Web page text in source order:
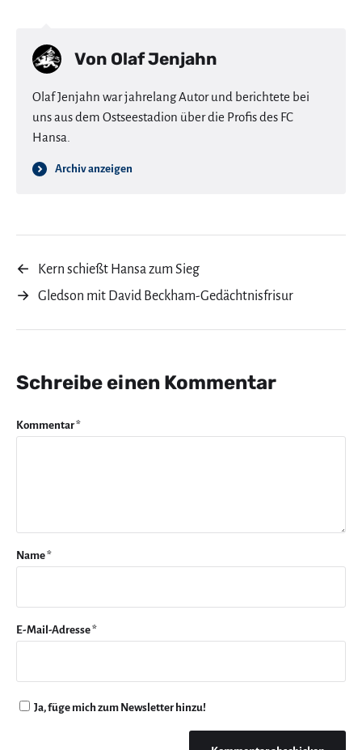
Von Olaf Jenjahn
Olaf Jenjahn war jahrelang Autor und berichtete bei
uns aus dem Ostseestadion über die Profis des FC
Hansa.
Archiv anzeigen
←
Kern schießt Hansa zum Sieg
→
Gledson mit David Beckham-Gedächtnisfrisur
Schreibe einen Kommentar
Kommentar*
Name*
E-Mail-Adresse*
Ja, füge mich zum Newsletter hinzu!